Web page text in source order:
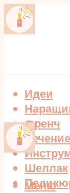
Идеи
Френч
Лечение
Шеллак
Меню